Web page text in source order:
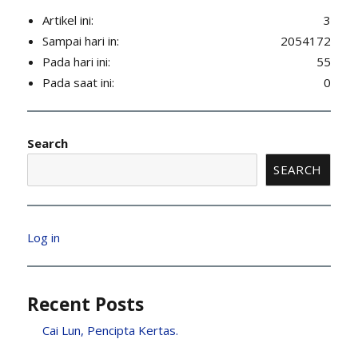
3
Artikel ini:
2054172
Sampai hari in:
55
Pada hari ini:
0
Pada saat ini:
Search
SEARCH
Log in
Recent Posts
Cai Lun, Pencipta Kertas.